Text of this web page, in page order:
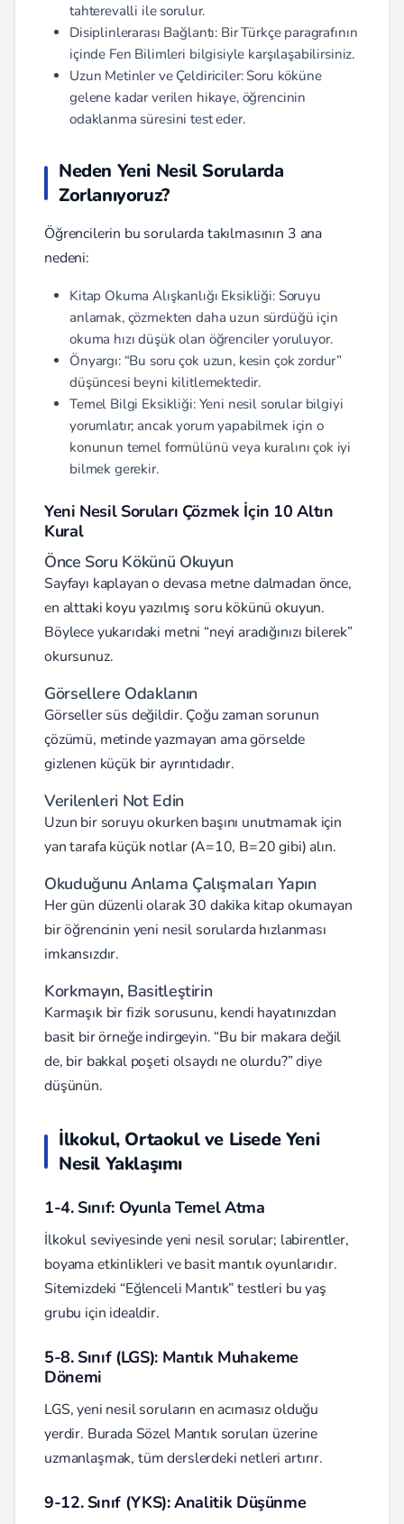
tahterevalli ile sorulur.
Disiplinlerarası Bağlantı: Bir Türkçe paragrafının
içinde Fen Bilimleri bilgisiyle karşılaşabilirsiniz.
Uzun Metinler ve Çeldiriciler: Soru köküne
gelene kadar verilen hikaye, öğrencinin
odaklanma süresini test eder.
Neden Yeni Nesil Sorularda
Zorlanıyoruz?
Öğrencilerin bu sorularda takılmasının 3 ana
nedeni:
Kitap Okuma Alışkanlığı Eksikliği: Soruyu
anlamak, çözmekten daha uzun sürdüğü için
okuma hızı düşük olan öğrenciler yoruluyor.
Önyargı: “Bu soru çok uzun, kesin çok zordur”
düşüncesi beyni kilitlemektedir.
Temel Bilgi Eksikliği: Yeni nesil sorular bilgiyi
yorumlatır; ancak yorum yapabilmek için o
konunun temel formülünü veya kuralını çok iyi
bilmek gerekir.
Yeni Nesil Soruları Çözmek İçin 10 Altın
Kural
Önce Soru Kökünü Okuyun
Sayfayı kaplayan o devasa metne dalmadan önce,
en alttaki koyu yazılmış soru kökünü okuyun.
Böylece yukarıdaki metni “neyi aradığınızı bilerek”
okursunuz.
Görsellere Odaklanın
Görseller süs değildir. Çoğu zaman sorunun
çözümü, metinde yazmayan ama görselde
gizlenen küçük bir ayrıntıdadır.
Verilenleri Not Edin
Uzun bir soruyu okurken başını unutmamak için
yan tarafa küçük notlar (A=10, B=20 gibi) alın.
Okuduğunu Anlama Çalışmaları Yapın
Her gün düzenli olarak 30 dakika kitap okumayan
bir öğrencinin yeni nesil sorularda hızlanması
imkansızdır.
Korkmayın, Basitleştirin
Karmaşık bir fizik sorusunu, kendi hayatınızdan
basit bir örneğe indirgeyin. “Bu bir makara değil
de, bir bakkal poşeti olsaydı ne olurdu?” diye
düşünün.
İlkokul, Ortaokul ve Lisede Yeni
Nesil Yaklaşımı
1-4. Sınıf: Oyunla Temel Atma
İlkokul seviyesinde yeni nesil sorular; labirentler,
boyama etkinlikleri ve basit mantık oyunlarıdır.
Sitemizdeki “Eğlenceli Mantık” testleri bu yaş
grubu için idealdir.
5-8. Sınıf (LGS): Mantık Muhakeme
Dönemi
LGS, yeni nesil soruların en acımasız olduğu
yerdir. Burada Sözel Mantık soruları üzerine
uzmanlaşmak, tüm derslerdeki netleri artırır.
9-12. Sınıf (YKS): Analitik Düşünme